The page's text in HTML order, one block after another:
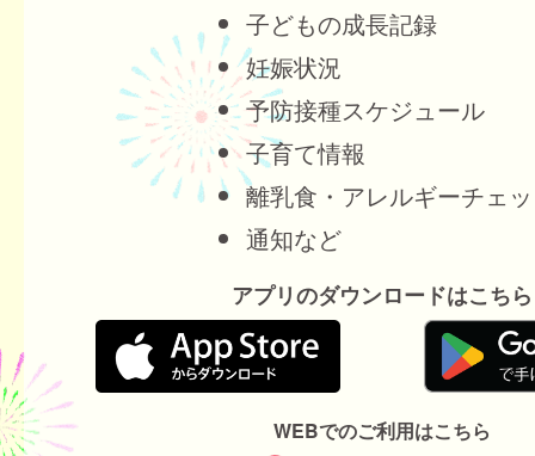
子どもの成長記録
妊娠状況
予防接種スケジュール
子育て情報
離乳食・アレルギーチェ
通知など
アプリのダウンロードはこちら
WEBでのご利用はこちら